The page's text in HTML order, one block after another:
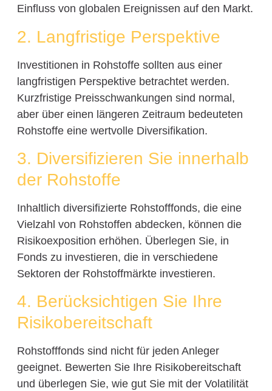
Einfluss von globalen Ereignissen auf den Markt.
2. Langfristige Perspektive
Investitionen in Rohstoffe sollten aus einer
langfristigen Perspektive betrachtet werden.
Kurzfristige Preisschwankungen sind normal,
aber über einen längeren Zeitraum bedeuteten
Rohstoffe eine wertvolle Diversifikation.
3. Diversifizieren Sie innerhalb
der Rohstoffe
Inhaltlich diversifizierte Rohstofffonds, die eine
Vielzahl von Rohstoffen abdecken, können die
Risikoexposition erhöhen. Überlegen Sie, in
Fonds zu investieren, die in verschiedene
Sektoren der Rohstoffmärkte investieren.
4. Berücksichtigen Sie Ihre
Risikobereitschaft
Rohstofffonds sind nicht für jeden Anleger
geeignet. Bewerten Sie Ihre Risikobereitschaft
und überlegen Sie, wie gut Sie mit der Volatilität